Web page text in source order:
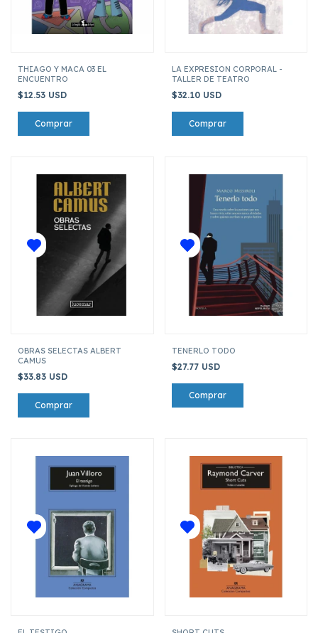
THIAGO Y MACA 03 EL
ENCUENTRO
$12.53 USD
LA EXPRESION CORPORAL -
TALLER DE TEATRO
$32.10 USD
OBRAS SELECTAS ALBERT
CAMUS
$33.83 USD
TENERLO TODO
$27.77 USD